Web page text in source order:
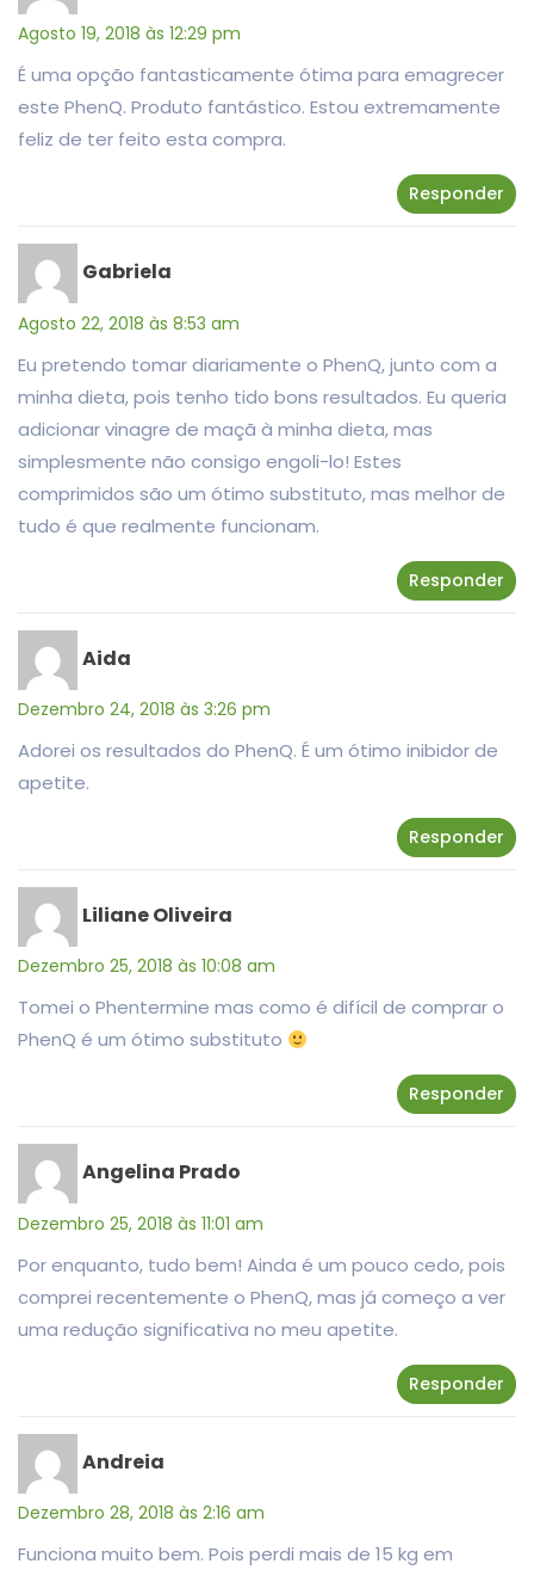
Agosto 19, 2018 às 12:29 pm
É uma opção fantasticamente ótima para emagrecer
este PhenQ. Produto fantástico. Estou extremamente
feliz de ter feito esta compra.
Responder
Gabriela
Agosto 22, 2018 às 8:53 am
Eu pretendo tomar diariamente o PhenQ, junto com a
minha dieta, pois tenho tido bons resultados. Eu queria
adicionar vinagre de maçã à minha dieta, mas
simplesmente não consigo engoli-lo! Estes
comprimidos são um ótimo substituto, mas melhor de
tudo é que realmente funcionam.
Responder
Aida
Dezembro 24, 2018 às 3:26 pm
Adorei os resultados do PhenQ. É um ótimo inibidor de
apetite.
Responder
Liliane Oliveira
Dezembro 25, 2018 às 10:08 am
Tomei o Phentermine mas como é difícil de comprar o
PhenQ é um ótimo substituto
Responder
Angelina Prado
Dezembro 25, 2018 às 11:01 am
Por enquanto, tudo bem! Ainda é um pouco cedo, pois
comprei recentemente o PhenQ, mas já começo a ver
uma redução significativa no meu apetite.
Responder
Andreia
Dezembro 28, 2018 às 2:16 am
Funciona muito bem. Pois perdi mais de 15 kg em